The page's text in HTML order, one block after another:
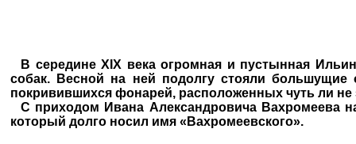
В середине XIX века огромная и пустынная
собак. Весной на ней подолгу стояли
покривившихся фонарей, расположенных чуть ли не
С приходом Ивана Александровича Вахромеева
который долго носил имя «Вахромеевского».